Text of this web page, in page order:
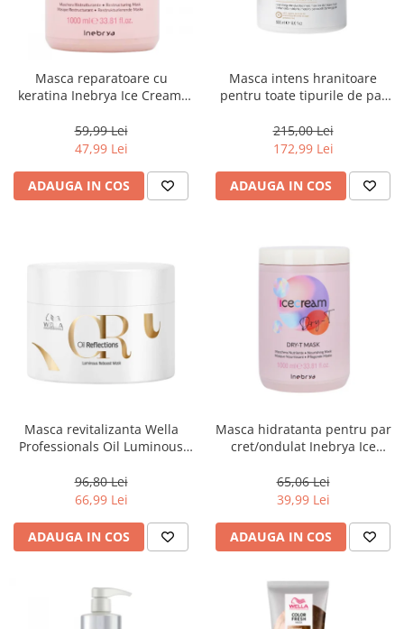
Masca reparatoare cu
keratina Inebrya Ice Cream,
59,99 Lei
47,99 Lei
ADAUGA IN COS
Masca intens hranitoare
pentru toate tipurile de par
Strength Intensive Treatment,
500 ml
215,00 Lei
172,99 Lei
ADAUGA IN COS
Masca revitalizanta Wella
Professionals Oil Luminous
96,80 Lei
66,99 Lei
ADAUGA IN COS
Masca hidratanta pentru par
cret/ondulat Inebrya Ice
65,06 Lei
39,99 Lei
ADAUGA IN COS